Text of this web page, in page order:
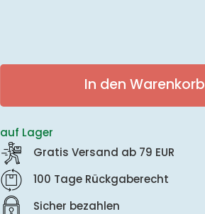
In den Warenkorb
auf Lager
Gratis Versand ab 79 EUR
100 Tage Rückgaberecht
Sicher bezahlen